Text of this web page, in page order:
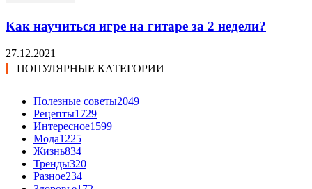
Как научиться игре на гитаре за 2 недели?
27.12.2021
ПОПУЛЯРНЫЕ КАТЕГОРИИ
Полезные советы2049
Рецепты1729
Интересное1599
Мода1225
Жизнь834
Тренды320
Разное234